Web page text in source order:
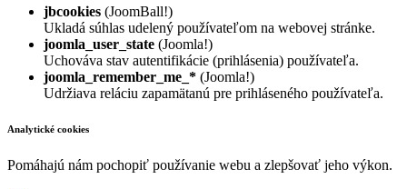
jbcookies (JoomBall!)
Ukladá súhlas udelený používateľom na webovej stránke.
joomla_user_state (Joomla!)
Uchováva stav autentifikácie (prihlásenia) používateľa.
joomla_remember_me_* (Joomla!)
Udržiava reláciu zapamätanú pre prihláseného používateľa.
Analytické cookies
Pomáhajú nám pochopiť používanie webu a zlepšovať jeho výkon.